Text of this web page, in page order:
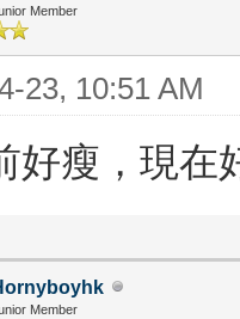
Member
23, 10:51 AM
好瘦，現在
Member